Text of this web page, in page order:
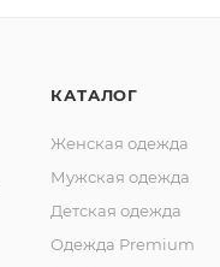
КАТАЛОГ
Женская одежда
Мужская одежда
Детская одежда
Одежда Premium